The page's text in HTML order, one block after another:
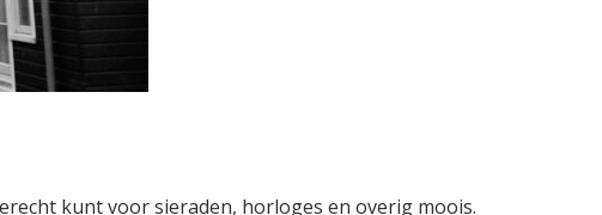
kunt voor sieraden, horloges en overig moois.